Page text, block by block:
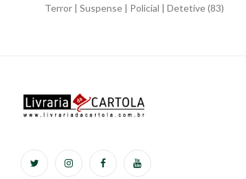
Terror | Suspense | Policial | Detetive(83)